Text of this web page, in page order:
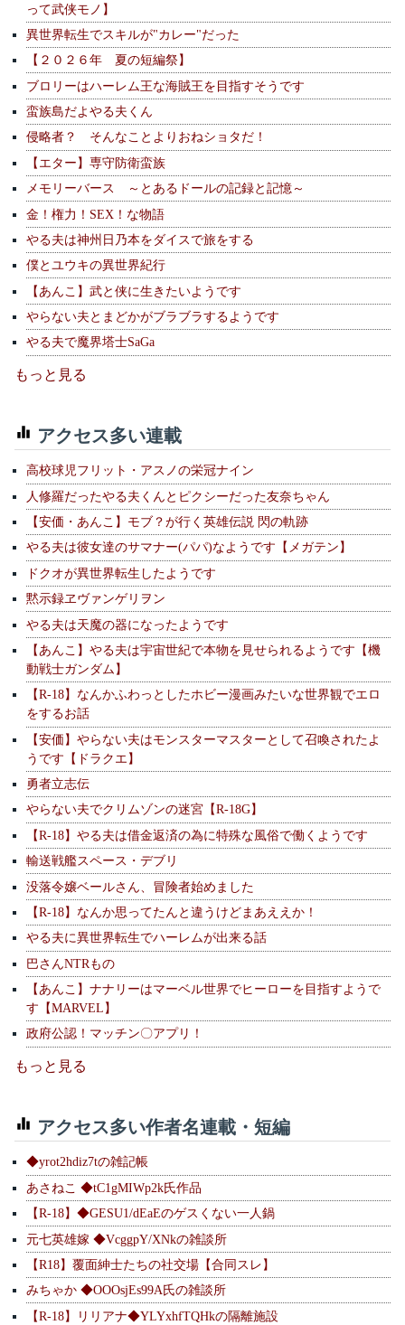
って武侠モノ】
異世界転生でスキルが"カレー"だった
【２０２６年 夏の短編祭】
ブロリーはハーレム王な海賊王を目指すそうです
蛮族島だよやる夫くん
侵略者？ そんなことよりおねショタだ！
【エター】専守防衛蛮族
メモリーバース ～とあるドールの記録と記憶～
金！権力！SEX！な物語
やる夫は神州日乃本をダイスで旅をする
僕とユウキの異世界紀行
【あんこ】武と侠に生きたいようです
やらない夫とまどかがブラブラするようです
やる夫で魔界塔士SaGa
もっと見る
アクセス多い連載
高校球児フリット・アスノの栄冠ナイン
人修羅だったやる夫くんとピクシーだった友奈ちゃん
【安価・あんこ】モブ？が行く英雄伝説 閃の軌跡
やる夫は彼女達のサマナー(パパ)なようです【メガテン】
ドクオが異世界転生したようです
黙示録ヱヴァンゲリヲン
やる夫は天魔の器になったようです
【あんこ】やる夫は宇宙世紀で本物を見せられるようです【機
動戦士ガンダム】
【R-18】なんかふわっとしたホビー漫画みたいな世界観でエロ
をするお話
【安価】やらない夫はモンスターマスターとして召喚されたよ
うです【ドラクエ】
勇者立志伝
やらない夫でクリムゾンの迷宮【R-18G】
【R-18】やる夫は借金返済の為に特殊な風俗で働くようです
輸送戦艦スペース・デブリ
没落令嬢ベールさん、冒険者始めました
【R-18】なんか思ってたんと違うけどまあええか！
やる夫に異世界転生でハーレムが出来る話
巴さんNTRもの
【あんこ】ナナリーはマーベル世界でヒーローを目指すようで
す【MARVEL】
政府公認！マッチン〇アプリ！
もっと見る
アクセス多い作者名連載・短編
◆yrot2hdiz7tの雑記帳
あさねこ ◆tC1gMIWp2k氏作品
【R-18】◆GESU1/dEaEのゲスくない一人鍋
元七英雄嫁 ◆VcggpY/XNkの雑談所
【R18】覆面紳士たちの社交場【合同スレ】
みちゃか ◆OOOsjEs99A氏の雑談所
【R-18】リリアナ◆YLYxhfTQHkの隔離施設